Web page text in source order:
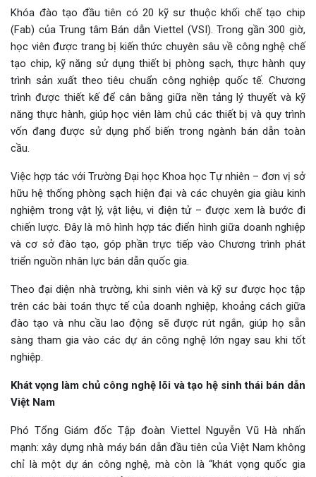
Khóa đào tạo đầu tiên có 20 kỹ sư thuộc khối chế tạo chip
(Fab) của Trung tâm Bán dẫn Viettel (VSI). Trong gần 300 giờ,
học viên được trang bị kiến thức chuyên sâu về công nghệ chế
tạo chip, kỹ năng sử dụng thiết bị phòng sạch, thực hành quy
trình sản xuất theo tiêu chuẩn công nghiệp quốc tế. Chương
trình được thiết kế để cân bằng giữa nền tảng lý thuyết và kỹ
năng thực hành, giúp học viên làm chủ các thiết bị và quy trình
vốn đang được sử dụng phổ biến trong ngành bán dẫn toàn
cầu.
Việc hợp tác với Trường Đại học Khoa học Tự nhiên – đơn vị sở
hữu hệ thống phòng sạch hiện đại và các chuyên gia giàu kinh
nghiệm trong vật lý, vật liệu, vi điện tử – được xem là bước đi
chiến lược. Đây là mô hình hợp tác điển hình giữa doanh nghiệp
và cơ sở đào tạo, góp phần trực tiếp vào Chương trình phát
triển nguồn nhân lực bán dẫn quốc gia.
Theo đại diện nhà trường, khi sinh viên và kỹ sư được học tập
trên các bài toán thực tế của doanh nghiệp, khoảng cách giữa
đào tạo và nhu cầu lao động sẽ được rút ngắn, giúp họ sẵn
sàng tham gia vào các dự án công nghệ lớn ngay sau khi tốt
nghiệp.
Khát vọng làm chủ công nghệ lõi và tạo hệ sinh thái bán dẫn
Việt Nam
Phó Tổng Giám đốc Tập đoàn Viettel Nguyễn Vũ Hà nhấn
mạnh: xây dựng nhà máy bán dẫn đầu tiên của Việt Nam không
chỉ là một dự án công nghệ, mà còn là “khát vọng quốc gia